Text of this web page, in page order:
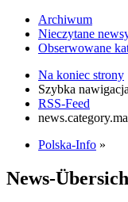
Archiwum
Nieczytane
Obserwowane
Na koniec strony
Szybka nawigacja
RSS-Feed
Polska-Info »
News-